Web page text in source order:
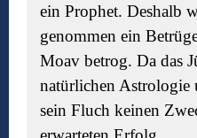
ein Prophet. Deshalb
genommen ein
Moav betrog. Da das
natürlichen Astrologie
sein Fluch keinen